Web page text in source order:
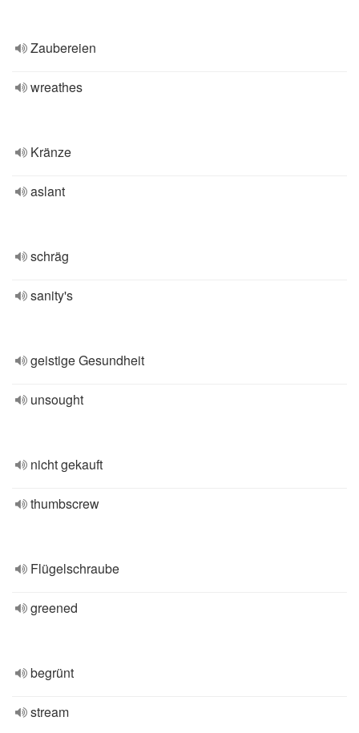
Zaubereien
wreathes
Kränze
aslant
schräg
sanity's
geistige Gesundheit
unsought
nicht gekauft
thumbscrew
Flügelschraube
greened
begrünt
stream